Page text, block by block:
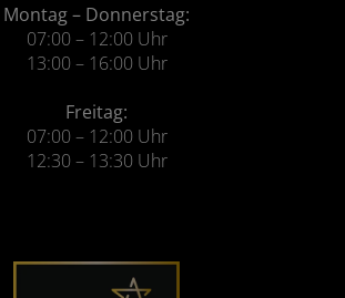
Montag – Donnerstag:
07:00 – 12:00 Uhr
13:00 – 16:00 Uhr
Freitag:
07:00 – 12:00 Uhr
12:30 – 13:30 Uhr